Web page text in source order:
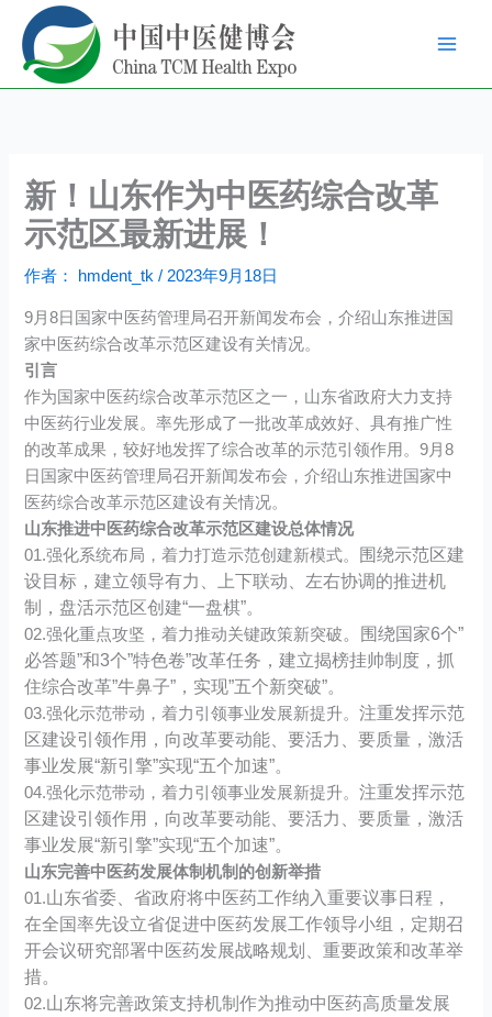
容
新！山东作为中医药综合改革
示范区最新进展！
作者： hmdent_tk/2023年9月18日
9月8日国家中医药管理局召开新闻发布会，介绍山东推进国
家中医药综合改革示范区建设有关情况。
引言
作为国家中医药综合改革示范区之一，山东省政府大力支持
中医药行业发展。率先形成了一批改革成效好、具有推广性
的改革成果，较好地发挥了综合改革的示范引领作用。9月8
日国家中医药管理局召开新闻发布会，介绍山东推进国家中
医药综合改革示范区建设有关情况。
山东推进中医药综合改革示范区建设总体情况
01.强化系统布局，着力打造示范创建新模式。 围绕示范区建
设目标，建立领导有力、上下联动、左右协调的推进机
制，盘活示范区创建“一盘棋”。
02.强化重点攻坚，着力推动关键政策新突破。围绕国家6个”
必答题”和3个”特色卷”改革任务，建立揭榜挂帅制度，抓
住综合改革”牛鼻子”，实现”五个新突破”。
03.强化示范带动，着力引领事业发展新提升。注重发挥示范
区建设引领作用，向改革要动能、要活力、要质量，激活
事业发展“新引擎”实现“五个加速”。
04.强化示范带动，着力引领事业发展新提升。注重发挥示范
区建设引领作用，向改革要动能、要活力、要质量，激活
事业发展“新引擎”实现“五个加速”。
山东完善中医药发展体制机制的创新举措
01.山东省委、省政府将中医药工作纳入重要议事日程，
在全国率先设立省促进中医药发展工作领导小组，定期召
开会议研究部署中医药发展战略规划、重要政策和改革举
措。
02.山东将完善政策支持机制作为推动中医药高质量发展